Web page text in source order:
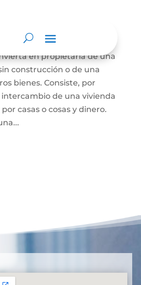
para que una
en propietaria de una
construcción o de una
bienes. Consiste, por
de una vivienda
casas o cosas y dinero.